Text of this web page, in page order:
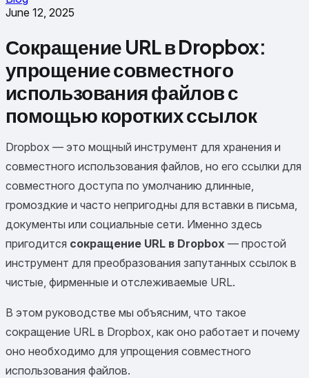
June 12, 2025
Сокращение URL в Dropbox:
упрощение совместного
использования файлов с
помощью коротких ссылок
Dropbox — это мощный инструмент для хранения и
совместного использования файлов, но его ссылки для
совместного доступа по умолчанию длинные,
громоздкие и часто непригодны для вставки в письма,
документы или социальные сети. Именно здесь
пригодится сокращение URL в Dropbox — простой
инструмент для преобразования запутанных ссылок в
чистые, фирменные и отслеживаемые URL.
В этом руководстве мы объясним, что такое
сокращение URL в Dropbox, как оно работает и почему
оно необходимо для упрощения совместного
использования файлов.